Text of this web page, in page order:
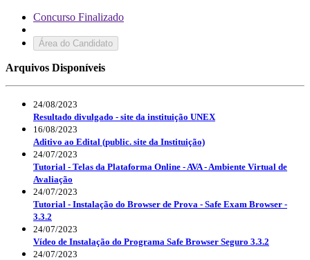
Concurso Finalizado
Área do Candidato
Arquivos Disponíveis
24/08/2023
Resultado divulgado - site da instituição UNEX
16/08/2023
Aditivo ao Edital (public. site da Instituição)
24/07/2023
Tutorial - Telas da Plataforma Online - AVA - Ambiente Virtual de
Avaliação
24/07/2023
Tutorial - Instalação do Browser de Prova - Safe Exam Browser -
3.3.2
24/07/2023
Vídeo de Instalação do Programa Safe Browser Seguro 3.3.2
24/07/2023